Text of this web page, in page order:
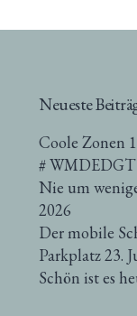
Neueste
Coole Zonen
#
Nie um
2026
Der mobile
Parkplatz 23.
Schön ist es